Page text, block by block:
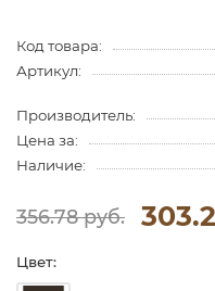
Код товара:
Артикул:
Производитель:
Цена за:
Наличие:
356.78 руб.
Цвет: